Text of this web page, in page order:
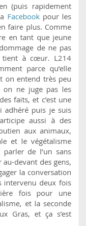
(puis rapidement
Facebookpour les
faire plus. Comme
en tant que jeune
de ne pas
tient à cœur. L214
parce qu’elle
on entend très peu
on ne juge pas les
faits, et c’est une
adhéré puis je suis
aussi à des
aux animaux,
et le végétalisme
de l’un sans
au-devant des gens,
la conversation
intervenu deux fois
fois pour une
et la seconde
Gras, et ça s’est